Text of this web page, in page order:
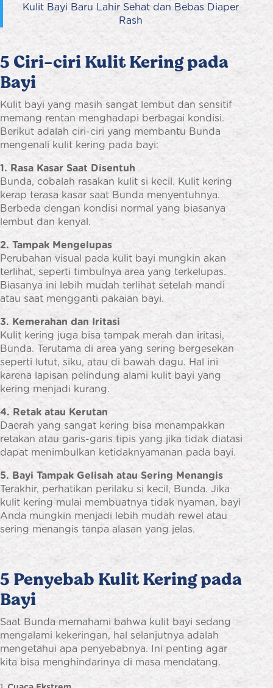
Kulit Bayi Baru Lahir Sehat dan Bebas Diaper
Rash
5 Ciri-ciri Kulit Kering pada
Bayi
Kulit bayi yang masih sangat lembut dan sensitif
memang rentan menghadapi berbagai kondisi.
Berikut adalah ciri-ciri yang membantu Bunda
mengenali kulit kering pada bayi:
1. Rasa Kasar Saat Disentuh
Bunda, cobalah rasakan kulit si kecil. Kulit kering
kerap terasa kasar saat Bunda menyentuhnya.
Berbeda dengan kondisi normal yang biasanya
lembut dan kenyal.
2. Tampak Mengelupas
Perubahan visual pada kulit bayi mungkin akan
terlihat, seperti timbulnya area yang terkelupas.
Biasanya ini lebih mudah terlihat setelah mandi
atau saat mengganti pakaian bayi.
3. Kemerahan dan Iritasi
Kulit kering juga bisa tampak merah dan iritasi,
Bunda. Terutama di area yang sering bergesekan
seperti lutut, siku, atau di bawah dagu. Hal ini
karena lapisan pelindung alami kulit bayi yang
kering menjadi kurang.
4. Retak atau Kerutan
Daerah yang sangat kering bisa menampakkan
retakan atau garis-garis tipis yang jika tidak diatasi
dapat menimbulkan ketidaknyamanan pada bayi.
5. Bayi Tampak Gelisah atau Sering Menangis
Terakhir, perhatikan perilaku si kecil, Bunda. Jika
kulit kering mulai membuatnya tidak nyaman, bayi
Anda mungkin menjadi lebih mudah rewel atau
sering menangis tanpa alasan yang jelas.
5 Penyebab Kulit Kering pada
Bayi
Saat Bunda memahami bahwa kulit bayi sedang
mengalami kekeringan, hal selanjutnya adalah
mengetahui apa penyebabnya. Ini penting agar
kita bisa menghindarinya di masa mendatang.